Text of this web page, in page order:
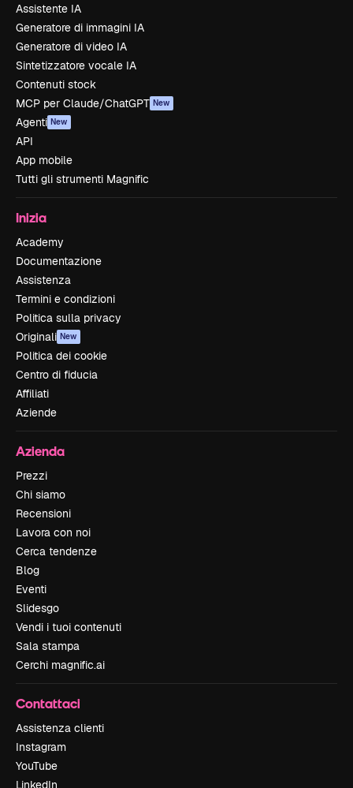
Assistente IA
Generatore di immagini IA
Generatore di video IA
Sintetizzatore vocale IA
Contenuti stock
MCP per Claude/ChatGPT New
Agenti New
API
App mobile
Tutti gli strumenti Magnific
Inizia
Academy
Documentazione
Assistenza
Termini e condizioni
Politica sulla privacy
Originali New
Politica dei cookie
Centro di fiducia
Affiliati
Aziende
Azienda
Prezzi
Chi siamo
Recensioni
Lavora con noi
Cerca tendenze
Blog
Eventi
Slidesgo
Vendi i tuoi contenuti
Sala stampa
Cerchi magnific.ai
Contattaci
Assistenza clienti
Instagram
YouTube
LinkedIn